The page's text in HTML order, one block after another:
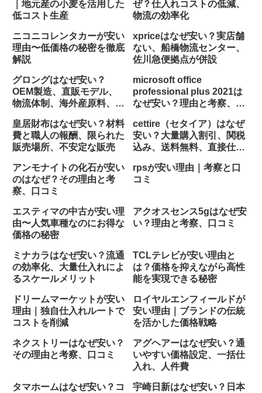
｜地元産の小麦を活用した
低コスト生産
ぜ？仕入れコストの低減、
物流の効率化
ニコニコレンタカーが安い
理由〜低価格の秘密を徹底
解説
xpriceはなぜ安い？実店舗
ない、船橋物流センター、
佐川急便拠点が併設
グロングはなぜ安い？
OEM製造、直販モデル、
物流体制、海外産原料、シ
microsoft office
professional plus 2021は
なぜ安い？理由と考察、口
皇居財布はなぜ安い？材料
費と職人の報酬、限られた
販売場所、不安定な販売
cettire（セタイア）はなぜ
安い？大量購入割引、関税
込み、送料無料、直接仕入
アンモナイトの化石が安い
のはなぜ？その理由と考
察、口コミ
rpsが安い理由｜考察と口
コミ
エスティマの中古が安い理
由〜人気車種なのにお得な
価格の秘密
アクオスセンス5gはなぜ安
い？理由と考察、口コミ
ミナカラはなぜ安い？流通
の効率化、大量仕入れによ
るスケールメリット
TCLテレビが安い理由と
は？価格を抑えながら高性
能を実現できる秘密
ドリームマーケットが安い
理由｜独自仕入れルートで
コストを削減
ロイヤルエンフィールドが
安い理由｜ブランドの伝統
を活かした価格戦略
ネクストリーはなぜ安い？
その理由と考察、口コミ
アグヘアーはなぜ安い？通
いやすい価格設定、一括仕
入れ、人件費
タマホームはなぜ安い？コ
宇崎日新はなぜ安い？日本